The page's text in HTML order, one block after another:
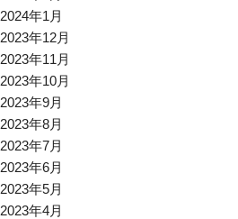
2024年1月
2023年12月
2023年11月
2023年10月
2023年9月
2023年8月
2023年7月
2023年6月
2023年5月
2023年4月